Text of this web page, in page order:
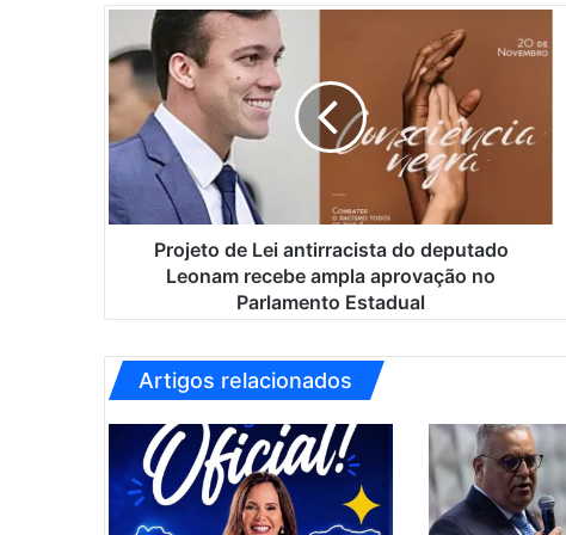
r
o
j
t
o
d
e
a
i
r
a
Projeto de Lei antirracista do deputado
Leonam recebe ampla aprovação no
Parlamento Estadual
Artigos relacionados